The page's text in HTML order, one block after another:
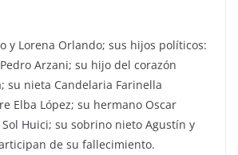
y Lorena Orlando; sus hijos políticos:
Arzani; su hijo del corazón
su nieta Candelaria Farinella
Elba López; su hermano Oscar
Huici; su sobrino nieto Agustín y
de su fallecimiento.